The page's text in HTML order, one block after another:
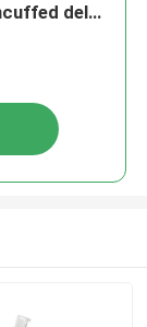
del